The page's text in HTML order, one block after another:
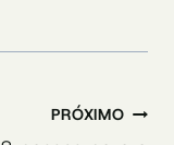
PRÓXIMO